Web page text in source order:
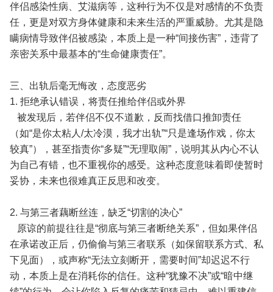
伴侣感染性病、艾滋病等，这种行为不仅是对感情的不负责
任，更是对双方身体健康和未来生活的严重威胁。尤其是隐
瞒病情导致伴侣被感染，本质上是一种“间接伤害”，违背了
亲密关系中最基本的“生命健康责任”。
三、出轨后毫无悔改，态度恶劣
1. 拒绝承认错误，将责任推给伴侣或外界
被发现后，若伴侣不仅不道歉，反而找借口推卸责任
（如“是你太粘人/太冷漠，我才出轨”“只是逢场作戏，你太
较真”），甚至指责你“多疑”“无理取闹”，说明其从内心不认
为自己有错，也不重视你的感受。这种态度意味着即使暂时
妥协，未来也很难真正反思和改变。
2. 与第三者藕断丝连，缺乏“切割的决心”
原谅的前提往往是“彻底与第三者断绝关系”，但如果伴侣
在承诺改正后，仍偷偷与第三者联系（如保留联系方式、私
下见面），或声称“无法立刻断开，需要时间”却迟迟不行
动，本质上是在消耗你的信任。这种“犹豫不决”或“暗中继